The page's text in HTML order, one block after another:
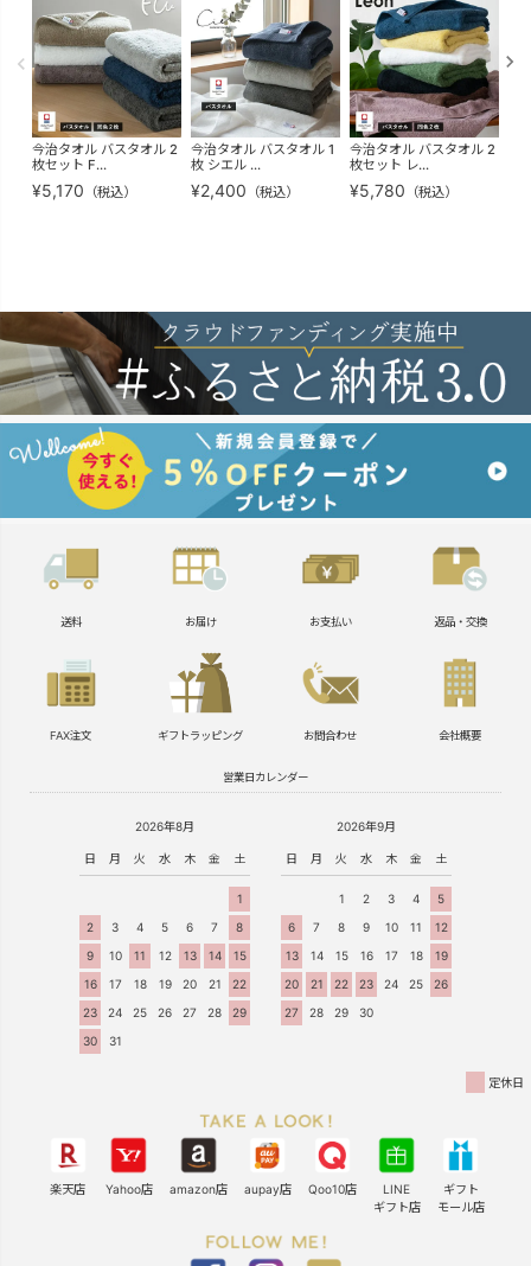
今治タオル バスタオル 2
枚セット F...
¥5,170 （税込）
今治タオル バスタオル 1
枚 シエル ...
¥2,400 （税込）
今治タオル バスタオル 2
枚セット レ...
¥5,780 （税込）
送料 お届け お支払い 返品・交換
FAX注文 ギフトラッピング お問合わせ 会社概要
営業日カレンダー
2026年8月
日 月 火 水 木 金 土
1
2
3 4 5 6 7
8
9
10 11 12 13 14
15
16
17 18 19 20 21
22
23
24 25 26 27 28
29
30
31
2026年9月
日 月 火 水 木 金 土
1 2 3 4
5
6
7 8 9 10 11
12
13
14 15 16 17 18
19
20
21 22 23 24 25
26
27
28 29 30
定休日
楽天店 Yahoo店 amazon店 aupay店 Qoo10店
LINE
ギフト店
ギフト
モール店